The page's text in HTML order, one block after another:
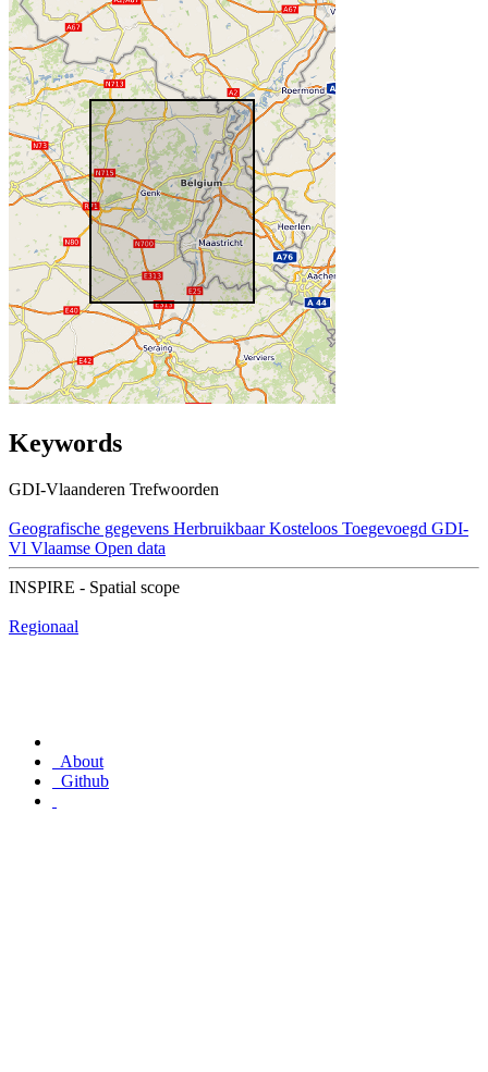
Keywords
GDI-Vlaanderen Trefwoorden
Geografische gegevens Herbruikbaar Kosteloos Toegevoegd GDI-
Vl Vlaamse Open data
INSPIRE - Spatial scope
Regionaal
About
Github